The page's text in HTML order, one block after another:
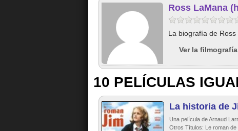
Ross LaMana
La biografía de
Ver la
10 PELÍCULAS
La historia de
Una película de Arnaud
Otros Títulos: Le roman de